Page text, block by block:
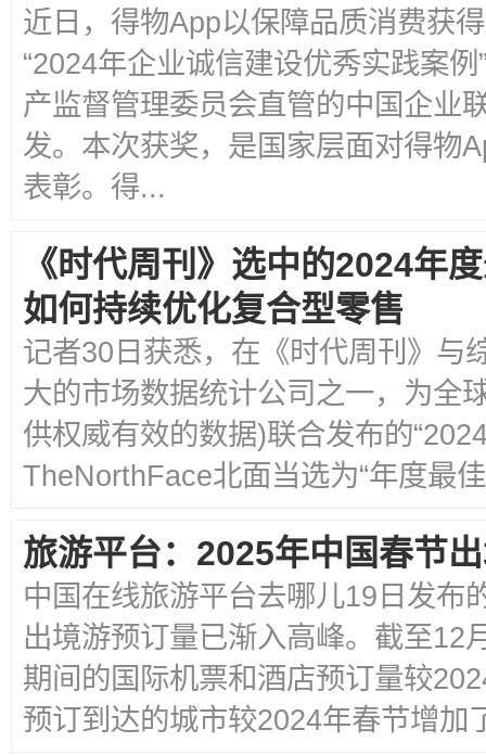
近日，得物App以保障品质消费获
“2024年企业诚信建设优秀实践案
产监督管理委员会直管的中国企业
发。本次获奖，是国家层面对得物
表彰。得...
《时代周刊》选中的2024
如何持续优化复合型零售
记者30日获悉，在《时代周刊》与
大的市场数据统计公司之一，为全
供权威有效的数据)联合发布的
TheNorthFace北面当选为“年度最
旅游平台：2025年中国春节
中国在线旅游平台去哪儿19日发布
出境游预订量已渐入高峰。截至12
期间的国际机票和酒店预订量较
预订到达的城市较2024年春节增加